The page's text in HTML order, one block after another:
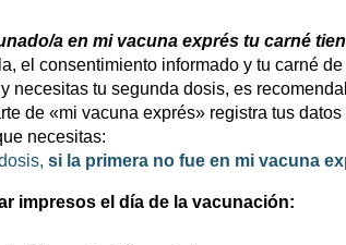
a en mi vacuna exprés tu carné
el consentimiento informado y tu carné
necesitas tu segunda dosis, es
de «mi vacuna exprés» registra tus
necesitas:
si la primera no fue en mi vacuna
impresos el día de la vacunación: